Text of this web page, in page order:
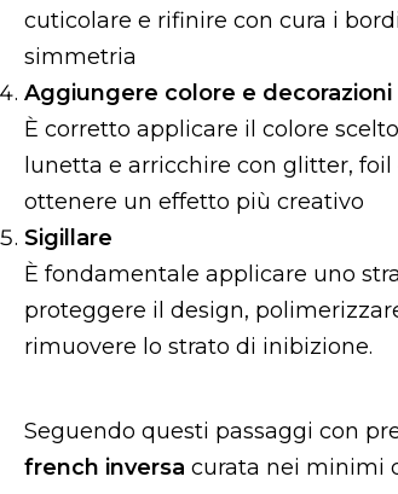
cuticolare e rifinire con cura i
simmetria
Aggiungere colore e decorazioni
È corretto applicare il colore
lunetta e arricchire con glitter,
ottenere un effetto più creativo
Sigillare
È fondamentale applicare uno
proteggere il design,
rimuovere lo strato di inibizione.
Seguendo questi passaggi con
french inversa curata nei minimi